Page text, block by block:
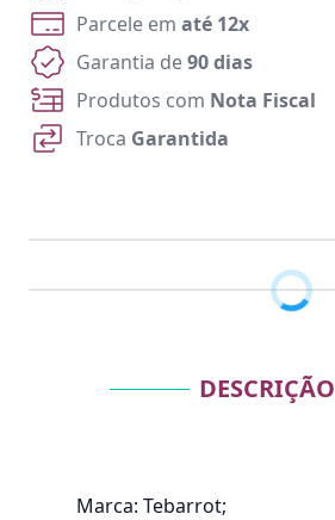
Parcele em até 12x
Garantia de90 dias
Produtos com Nota Fiscal
Troca Garantida
DESCRIÇÃO
Marca: Tebarrot;